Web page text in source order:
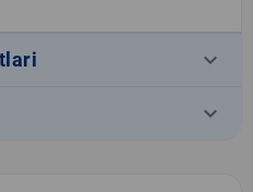
keyboard_arrow_down
keyboard_arrow_down